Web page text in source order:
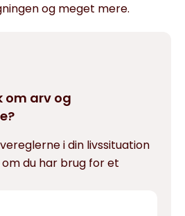
og meget mere.
om arv og
i din livssituation
om du har brug for et